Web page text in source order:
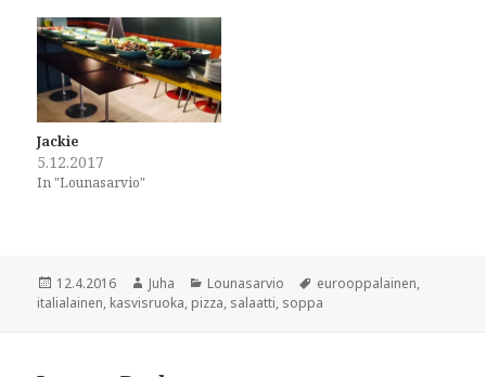
b
o
o
k
O
p
e
s
i
n
n
o
w
)
t
e
r
(
O
p
n
n
e
w
)
Jackie
5.12.2017
In "Lounasarvio"
Posted
on
12.4.2016 Author
Juha Categories
Lounasarvio Tags
eurooppalainen,
italialainen, kasvisruoka, pizza, salaatti, soppa